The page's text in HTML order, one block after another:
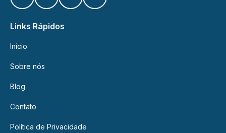
Links Rápidos
Início
Sobre nós
Blog
Contato
Política de Privacidade